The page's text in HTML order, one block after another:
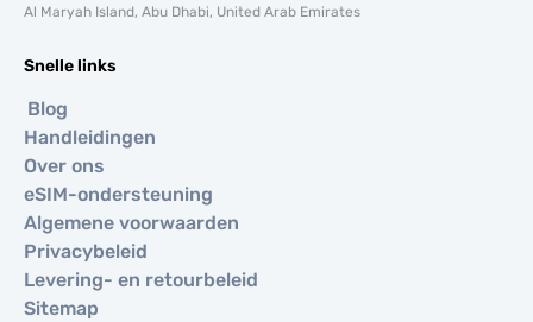
Al Maryah Island, Abu Dhabi, United Arab Emirates
Snelle links
Blog
Handleidingen
Over ons
eSIM-ondersteuning
Algemene voorwaarden
Privacybeleid
Levering- en retourbeleid
Sitemap